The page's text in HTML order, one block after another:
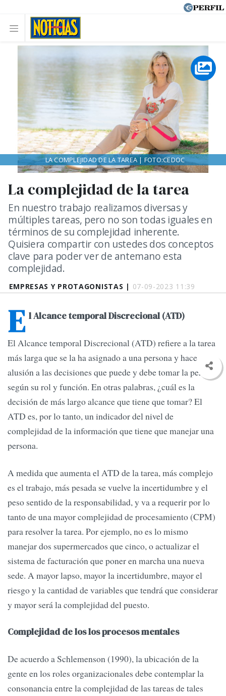
EMPRESAS Y PROTAGONISTAS | 07-09-2023 11:39
La complejidad de la tarea
En nuestro trabajo realizamos diversas y
múltiples tareas, pero no son todas iguales en
términos de su complejidad inherente.
Quisiera compartir con ustedes dos conceptos
clave para poder ver de antemano esta
complejidad.
LA COMPLEJIDAD DE LA TAREA | FOTO:CEDOC
E l Alcance temporal Discrecional (ATD)
El Alcance temporal Discrecional (ATD) refiere a la tarea
más larga que se la ha asignado a una persona y hace
alusión a las decisiones que puede y debe tomar la persona
según su rol y función. En otras palabras, ¿cuál es la
decisión de más largo alcance que tiene que tomar? El
ATD es, por lo tanto, un indicador del nivel de
complejidad de la información que tiene que manejar una
persona.
A medida que aumenta el ATD de la tarea, más complejo
es el trabajo, más pesada se vuelve la incertidumbre y el
peso sentido de la responsabilidad, y va a requerir por lo
tanto de una mayor complejidad de procesamiento (CPM)
para resolver la tarea. Por ejemplo, no es lo mismo
manejar dos supermercados que cinco, o actualizar el
sistema de facturación que poner en marcha una nueva
sede. A mayor lapso, mayor la incertidumbre, mayor el
riesgo y la cantidad de variables que tendrá que considerar
y mayor será la complejidad del puesto.
Complejidad de los los procesos mentales
De acuerdo a Schlemenson (1990), la ubicación de la
gente en los roles organizacionales debe contemplar la
consonancia entre la complejidad de las tareas de tales